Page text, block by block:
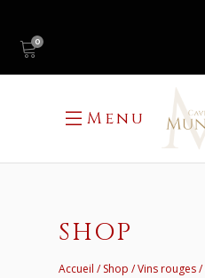
0
Menu
SHOP
Accueil Shop Vins rouges